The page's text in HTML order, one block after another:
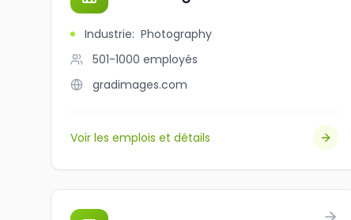
Industrie: Photography
501-1000 employés
gradimages.com
Voir les emplois et détails